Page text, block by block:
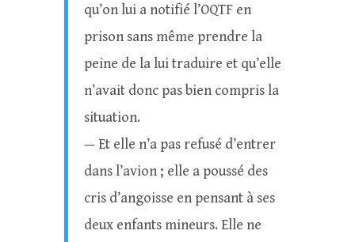
qu’on lui a notifié l’OQTF en
prison sans même prendre la
peine de la lui traduire et qu’elle
n’avait donc pas bien compris la
situation.
— Et elle n’a pas refusé d’entrer
dans l’avion ; elle a poussé des
cris d’angoisse en pensant à ses
deux enfants mineurs. Elle ne